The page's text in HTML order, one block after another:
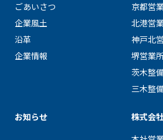
ごあいさつ
企業風土
沿革
企業情報
京都営
北港営
神戸北
堺営業
茨木整
三木整
お知らせ
株式会